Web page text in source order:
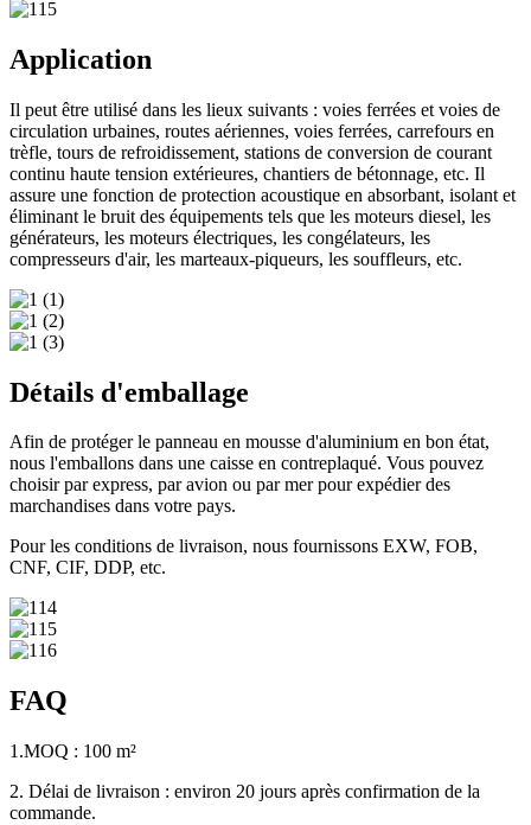
Application
Il peut être utilisé dans les lieux suivants : voies ferrées et voies de
circulation urbaines, routes aériennes, voies ferrées, carrefours en
trèfle, tours de refroidissement, stations de conversion de courant
continu haute tension extérieures, chantiers de bétonnage, etc. Il
assure une fonction de protection acoustique en absorbant, isolant et
éliminant le bruit des équipements tels que les moteurs diesel, les
générateurs, les moteurs électriques, les congélateurs, les
compresseurs d'air, les marteaux-piqueurs, les souffleurs, etc.
Détails d'emballage
Afin de protéger le panneau en mousse d'aluminium en bon état,
nous l'emballons dans une caisse en contreplaqué. Vous pouvez
choisir par express, par avion ou par mer pour expédier des
marchandises dans votre pays.
Pour les conditions de livraison, nous fournissons EXW, FOB,
CNF, CIF, DDP, etc.
FAQ
1.MOQ : 100 m²
2. Délai de livraison : environ 20 jours après confirmation de la
commande.